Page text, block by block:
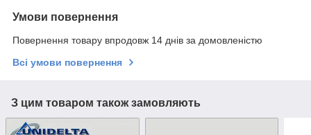
Умови повернення
Повернення товару впродовж 14 днів за домовленістю
Всі умови повернення
З цим товаром також замовляють